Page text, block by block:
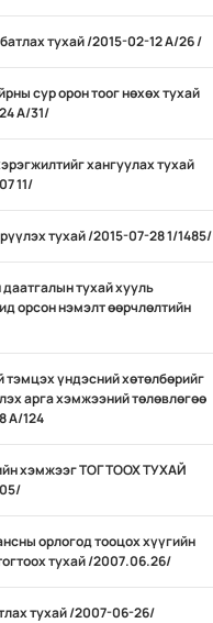
тухай /2015-02-12 А/26 /
сур орон тоог нөхөх тухай
А/31/
хангуулах тухай
11/
тухай /2015-07-28 1/1485/
тухай хууль
орсон нэмэлт өөрчлөлтийн
тэмцэх үндэсний хөтөлбөрийг
арга хэмжээний төлөвлөгөө
А/124
хэмжээг ТОГТООХ ТУХАЙ
орлогод тооцох хүүгийн
тухай /2007.06.26/
тухай /2007-06-26/